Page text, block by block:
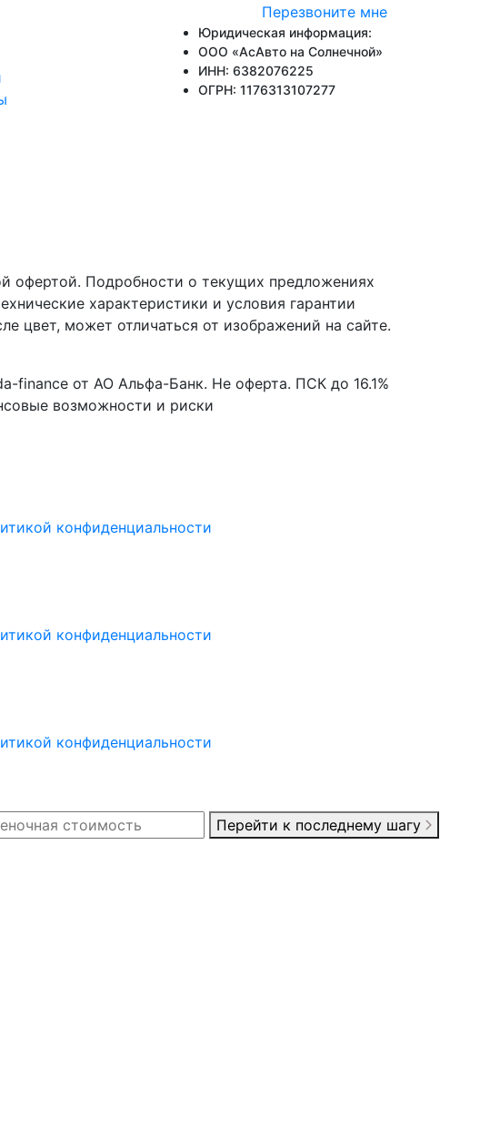
Перезвоните мне
Юридическая информация:
ООО «АсАвто на Солнечной»
ИНН: 6382076225
ОГРН: 1176313107277
офертой. Подробности о текущих предложениях
характеристики и условия гарантии
цвет, может отличаться от изображений на сайте.
finance от АО Альфа-Банк. Не оферта. ПСК до 16.1%
возможности и риски
конфиденциальности
конфиденциальности
конфиденциальности
Перейти к последнему шагу